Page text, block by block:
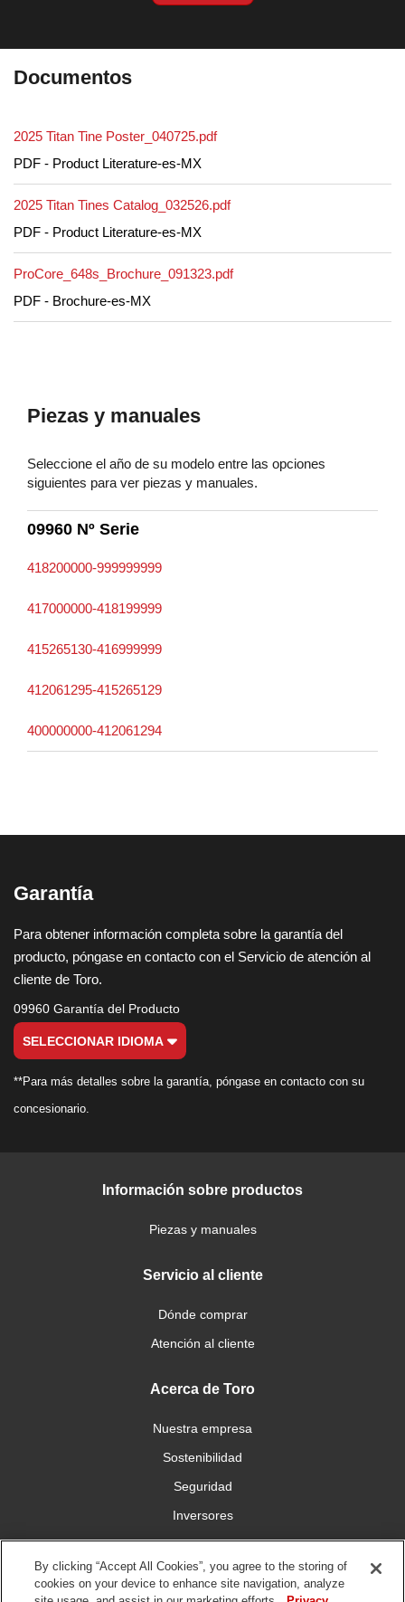
Documentos
2025 Titan Tine Poster_040725.pdf
PDF - Product Literature-es-MX
2025 Titan Tines Catalog_032526.pdf
PDF - Product Literature-es-MX
ProCore_648s_Brochure_091323.pdf
PDF - Brochure-es-MX
Piezas y manuales
Seleccione el año de su modelo entre las opciones
siguientes para ver piezas y manuales.
09960 Nº Serie
418200000-999999999
417000000-418199999
415265130-416999999
412061295-415265129
400000000-412061294
Garantía
Para obtener información completa sobre la garantía del
producto, póngase en contacto con el Servicio de atención al
cliente de Toro.
09960 Garantía del Producto
SELECCIONAR IDIOMA
**Para más detalles sobre la garantía, póngase en contacto con su
concesionario.
Información sobre productos
Piezas y manuales
Servicio al cliente
Dónde comprar
Atención al cliente
Acerca de Toro
Nuestra empresa
Sostenibilidad
Seguridad
Inversores
Trabajo
Conéctese con nosotros
By clicking “Accept All Cookies”, you agree to the storing of
cookies on your device to enhance site navigation, analyze